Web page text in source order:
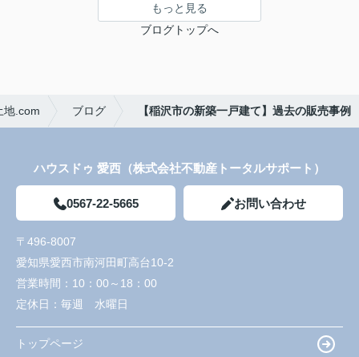
もっと見る
ブログトップへ
地.com ブログ 【稲沢市の新築一戸建て】過去の販売事例
ハウスドゥ 愛西（株式会社不動産トータルサポート）
0567-22-5665 お問い合わせ
〒496-8007
愛知県愛西市南河田町高台10-2
営業時間： 10：00～18：00
定休日： 毎週 水曜日
トップページ